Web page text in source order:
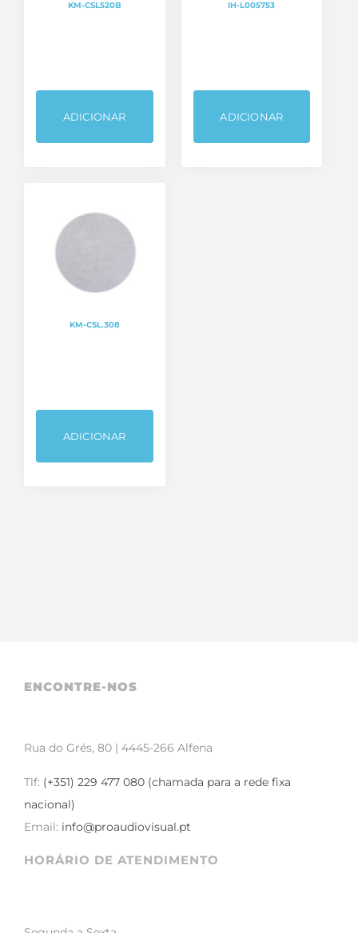
KM-CSL520B
ADICIONAR
IH-L005753
ADICIONAR
KM-CSL.308
ADICIONAR
ENCONTRE-NOS
Rua do Grés, 80 | 4445-266 Alfena
Tlf: (+351) 229 477 080 (chamada para a rede fixa
nacional)
Email: info@proaudiovisual.pt
HORÁRIO DE ATENDIMENTO